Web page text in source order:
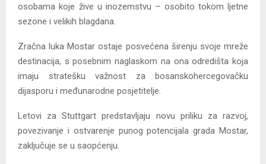
osobama koje žive u inozemstvu – osobito tokom ljetne
sezone i velikih blagdana.
Zračna luka Mostar ostaje posvećena širenju svoje mreže
destinacija, s posebnim naglaskom na ona odredišta koja
imaju stratešku važnost za bosanskohercegovačku
dijasporu i međunarodne posjetitelje.
Letovi za Stuttgart predstavljaju novu priliku za razvoj,
povezivanje i ostvarenje punog potencijala grada Mostar,
zaključuje se u saopćenju.